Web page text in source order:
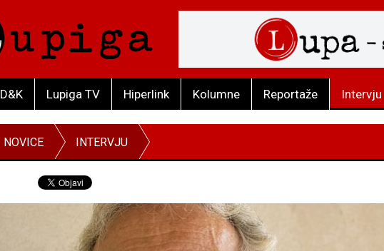
D&K Lupiga TV Hiperlink Kolumne Reportaže Intervju
NOVICE INTERVJU